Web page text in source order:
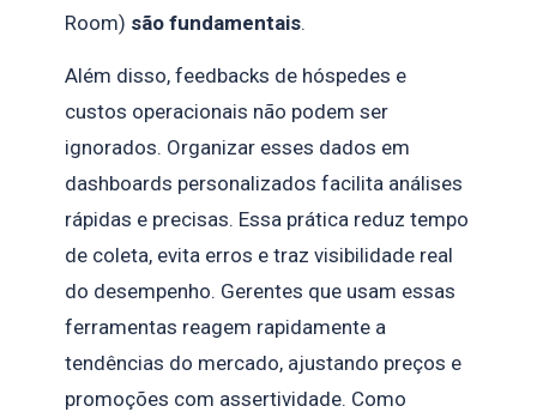
Room) são fundamentais.
Além disso, feedbacks de hóspedes e
custos operacionais não podem ser
ignorados. Organizar esses dados em
dashboards personalizados facilita análises
rápidas e precisas. Essa prática reduz tempo
de coleta, evita erros e traz visibilidade real
do desempenho. Gerentes que usam essas
ferramentas reagem rapidamente a
tendências do mercado, ajustando preços e
promoções com assertividade. Como